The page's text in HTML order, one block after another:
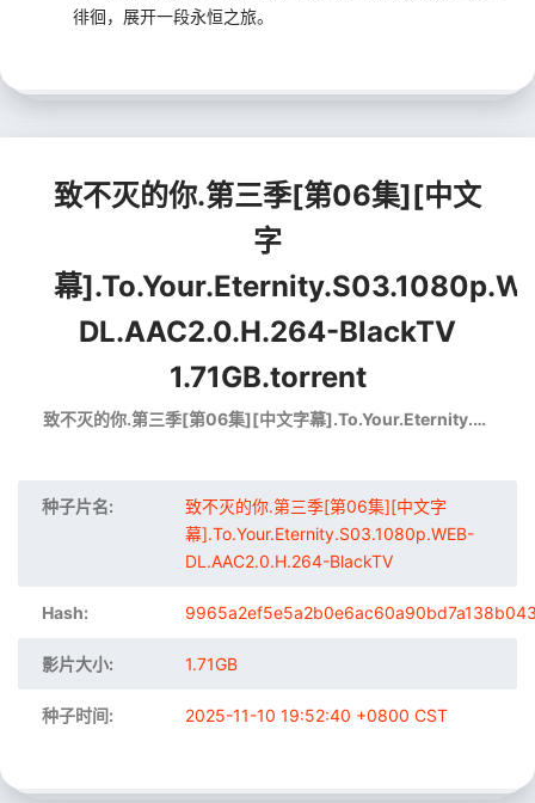
徘徊，展开一段永恒之旅。
致不灭的你.第三季[第06集][中文
字
幕
DL.AAC2.0.H.264-BlackTV
1.71GB.torrent
致不灭的你.第三季[第06集][中文字幕].To.Your.Eternity.S03.1080p.WEB-DL.AAC2.0.H.264-BlackTV
种子片名:
致不灭的你.第三季[第06集][中文字
幕].To.Your.Eternity.S03.1080p.WEB-
DL.AAC2.0.H.264-BlackTV
Hash:
影片大小: 1.71GB
种子时间: 2025-11-10 19:52:40 +0800 CST